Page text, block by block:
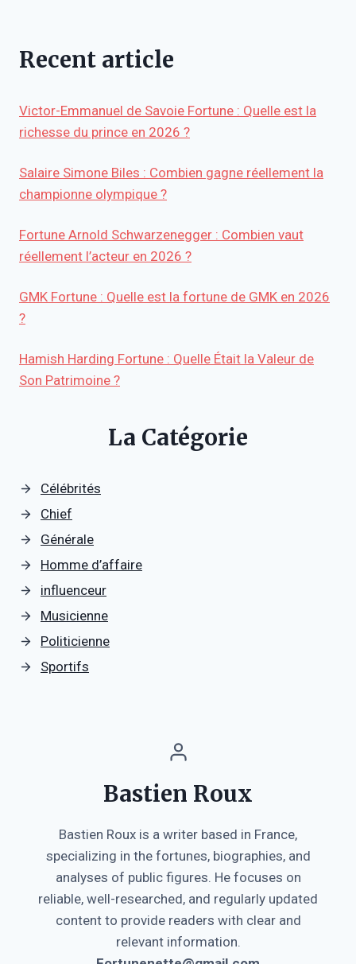
Recent article
Victor-Emmanuel de Savoie Fortune : Quelle est la
richesse du prince en 2026 ?
Salaire Simone Biles : Combien gagne réellement la
championne olympique ?
Fortune Arnold Schwarzenegger : Combien vaut
réellement l’acteur en 2026 ?
GMK Fortune : Quelle est la fortune de GMK en 2026
?
Hamish Harding Fortune : Quelle Était la Valeur de
Son Patrimoine ?
La Catégorie
Célébrités
Chief
Générale
Homme d’affaire
influenceur
Musicienne
Politicienne
Sportifs
Bastien Roux
Bastien Roux is a writer based in France,
specializing in the fortunes, biographies, and
analyses of public figures. He focuses on
reliable, well-researched, and regularly updated
content to provide readers with clear and
relevant information.